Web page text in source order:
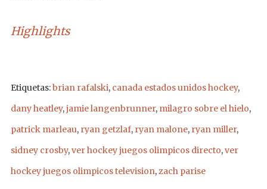
Highlights
Etiquetas:brian rafalski, canada estados unidos hockey,
dany heatley,jamie langenbrunner, milagro sobre el hielo,
patrick marleau, ryan getzlaf, ryan malone, ryan miller,
sidney crosby,ver hockey juegos olimpicos directo,ver
hockey juegos olimpicos television, zach parise